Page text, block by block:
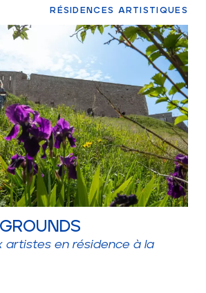
RÉSIDENCES ARTISTIQUES
artistes en résidence à la